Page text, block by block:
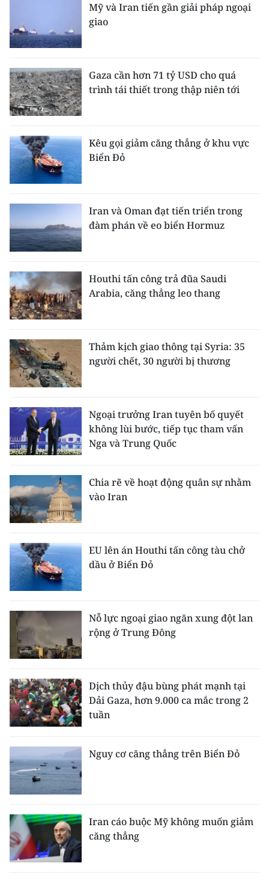
Mỹ và Iran tiến gần giải pháp ngoại
giao
Gaza cần hơn 71 tỷ USD cho quá
trình tái thiết trong thập niên tới
Kêu gọi giảm căng thẳng ở khu vực
Biển Đỏ
Iran và Oman đạt tiến triển trong
đàm phán về eo biển Hormuz
Houthi tấn công trả đũa Saudi
Arabia, căng thẳng leo thang
Thảm kịch giao thông tại Syria: 35
người chết, 30 người bị thương
Ngoại trưởng Iran tuyên bố quyết
không lùi bước, tiếp tục tham vấn
Nga và Trung Quốc
Chia rẽ về hoạt động quân sự nhằm
vào Iran
EU lên án Houthi tấn công tàu chở
dầu ở Biển Đỏ
Nỗ lực ngoại giao ngăn xung đột lan
rộng ở Trung Đông
Dịch thủy đậu bùng phát mạnh tại
Dải Gaza, hơn 9.000 ca mắc trong 2
tuần
Nguy cơ căng thẳng trên Biển Đỏ
Iran cáo buộc Mỹ không muốn giảm
căng thẳng